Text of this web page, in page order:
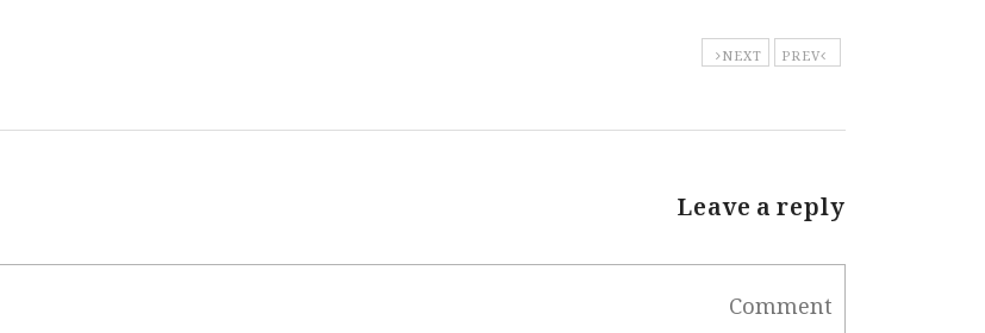
PREV
NEXT
Leave a reply